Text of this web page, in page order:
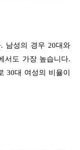
남성의 경우 20대와
서도 가장 높습니다.
30대 여성의 비율이